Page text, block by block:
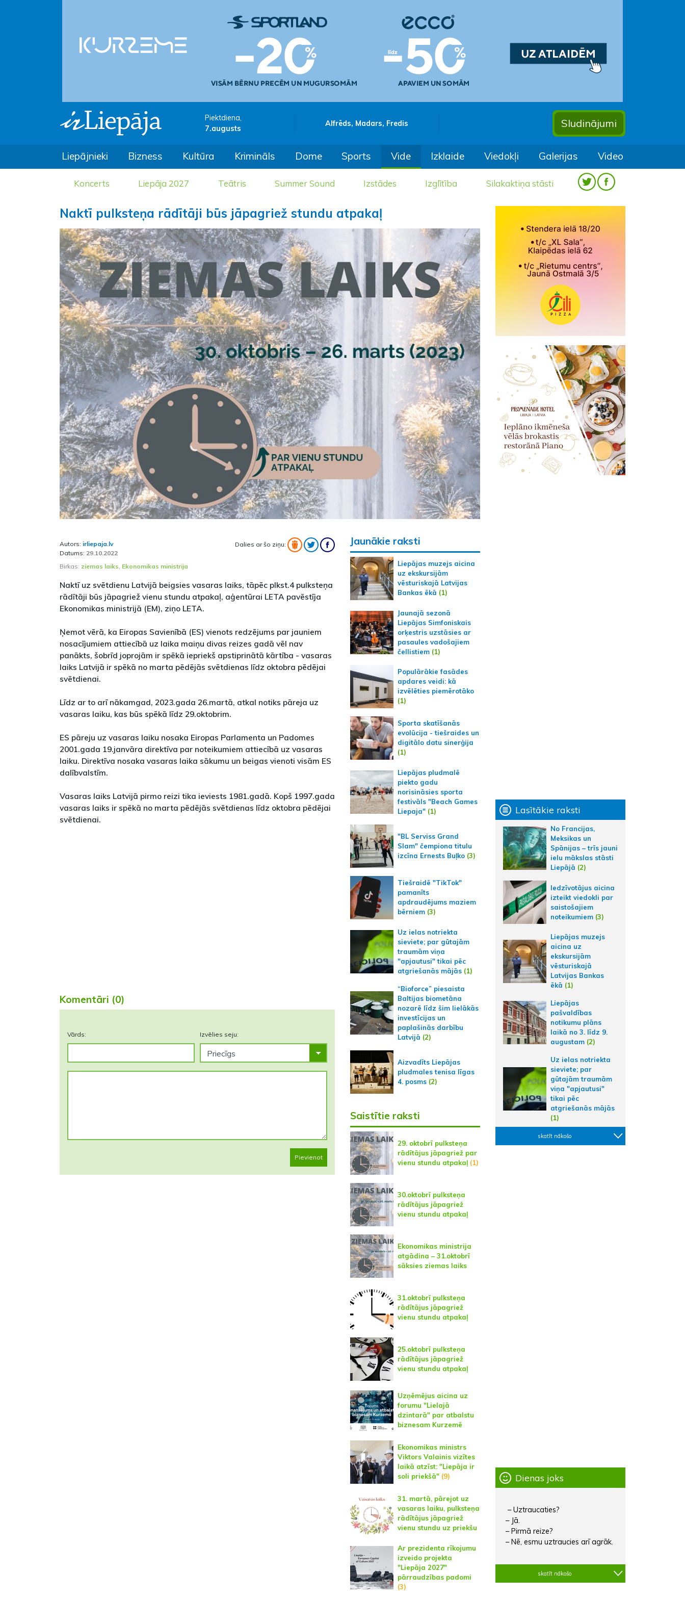
Piektdiena,
7.augusts
Alfrēds, Madars, Fredis Sludinājumi
Liepājnieki Bizness Kultūra Krimināls Dome Sports Vide Izklaide Viedokļi Galerijas Video
Koncerts Liepāja 2027 Teātris Summer Sound Izstādes Izglītība Silakaktiņa stāsti
Naktī pulksteņa rādītāji būs jāpagriež stundu atpakaļ
Autors: irliepaja.lv
Datums: 29.10.2022
Dalies ar šo ziņu:
Birkas: ziemas laiks Ekonomikas ministrija
Naktī uz svētdienu Latvijā beigsies vasaras laiks, tāpēc plkst.4 pulksteņa
rādītāji būs jāpagriež vienu stundu atpakaļ, aģentūrai LETA pavēstīja
Ekonomikas ministrijā (EM), ziņo LETA.
Ņemot vērā, ka Eiropas Savienībā (ES) vienots redzējums par jauniem
nosacījumiem attiecībā uz laika maiņu divas reizes gadā vēl nav
panākts, šobrīd joprojām ir spēkā iepriekš apstiprinātā kārtība - vasaras
laiks Latvijā ir spēkā no marta pēdējās svētdienas līdz oktobra pēdējai
svētdienai.
Līdz ar to arī nākamgad, 2023.gada 26.martā, atkal notiks pāreja uz
vasaras laiku, kas būs spēkā līdz 29.oktobrim.
ES pāreju uz vasaras laiku nosaka Eiropas Parlamenta un Padomes
2001.gada 19.janvāra direktīva par noteikumiem attiecībā uz vasaras
laiku. Direktīva nosaka vasaras laika sākumu un beigas vienoti visām ES
dalībvalstīm.
Vasaras laiks Latvijā pirmo reizi tika ieviests 1981.gadā. Kopš 1997.gada
vasaras laiks ir spēkā no marta pēdējās svētdienas līdz oktobra pēdējai
svētdienai.
Komentāri (0)
Vārds: Izvēlies seju:
Pievienot
Jaunākie raksti
Liepājas muzejs aicina
uz ekskursijām
vēsturiskajā Latvijas
Bankas ēkā (1)
Jaunajā sezonā
Liepājas Simfoniskais
orķestris uzstāsies ar
pasaules vadošajiem
čellistiem(1)
Populārākie fasādes
apdares veidi: kā
izvēlēties piemērotāko
(1)
Sporta skatīšanās
evolūcija - tiešraides un
digitālo datu sinerģija
(1)
Liepājas pludmalē
piekto gadu
norisināsies sporta
festivāls "Beach Games
Liepaja"(1)
"BL Serviss Grand
Slam" čempiona titulu
izcīna Ernests Buļko(3)
Tiešraidē "TikTok"
pamanīts
apdraudējums maziem
bērniem(3)
Uz ielas notriekta
sieviete; par gūtajām
traumām viņa
"apjautusi" tikai pēc
atgriešanās mājās(1)
“Bioforce” piesaista
Baltijas biometāna
nozarē līdz šim lielākās
investīcijas un
paplašinās darbību
Latvijā (2)
Aizvadīts Liepājas
pludmales tenisa līgas
4. posms(2)
Saistītie raksti
29. oktobrī pulksteņa
rādītājus jāpagriež par
vienu stundu atpakaļ(1)
30.oktobrī pulksteņa
rādītājus jāpagriež
vienu stundu atpakaļ
Ekonomikas ministrija
atgādina – 31.oktobrī
sāksies ziemas laiks
31.oktobrī pulksteņa
rādītājus jāpagriež
vienu stundu atpakaļ
25.oktobrī pulksteņa
rādītājus jāpagriež
vienu stundu atpakaļ
Uzņēmējus aicina uz
forumu "Lielajā
dzintarā" par atbalstu
biznesam Kurzemē
Ekonomikas ministrs
Viktors Valainis vizītes
laikā atzīst: "Liepāja ir
soli priekšā" (9)
31. martā, pārejot uz
vasaras laiku, pulksteņa
rādītājus jāpagriež
vienu stundu uz priekšu
Ar prezidenta rīkojumu
izveido projekta
"Liepāja 2027"
pārraudzības padomi
(3)
Lasītākie raksti
No Francijas,
Meksikas un
Spānijas – trīs jauni
ielu mākslas stāsti
Liepājā (2)
Iedzīvotājus aicina
izteikt viedokli par
saistošajiem
noteikumiem (3)
Liepājas muzejs
aicina uz
ekskursijām
vēsturiskajā
Latvijas Bankas
ēkā (1)
Liepājas
pašvaldības
notikumu plāns
laikā no 3. līdz 9.
augustam (2)
Uz ielas notriekta
sieviete; par
gūtajām traumām
viņa "apjautusi"
tikai pēc
atgriešanās mājās
(1)
skatīt nākošo
Dienas joks
– Uztraucaties?
– Jā.
– Pirmā reize?
– Nē, esmu uztraucies arī agrāk.
skatīt nākošo